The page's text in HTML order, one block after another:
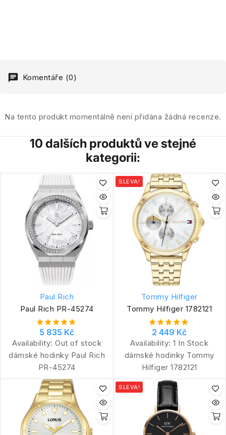
Komentáře (0)
Na tento produkt momentálně není přidána žádná recenze.
10 dalších produktů ve stejné
kategorii:
Paul Rich
Paul Rich PR-45274
5 835 Kč
Availability: Out of stock
dámské hodinky Paul Rich
PR-45274
SLEVA!
Tommy Hilfiger
Tommy Hilfiger 1782121
2 449 Kč
Availability: 1 In Stock
dámské hodinky Tommy
Hilfiger 1782121
SLEVA!